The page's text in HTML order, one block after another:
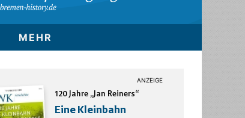
MEHR
120 Jahre „Jan Reiners“
Eine Kleinbahn